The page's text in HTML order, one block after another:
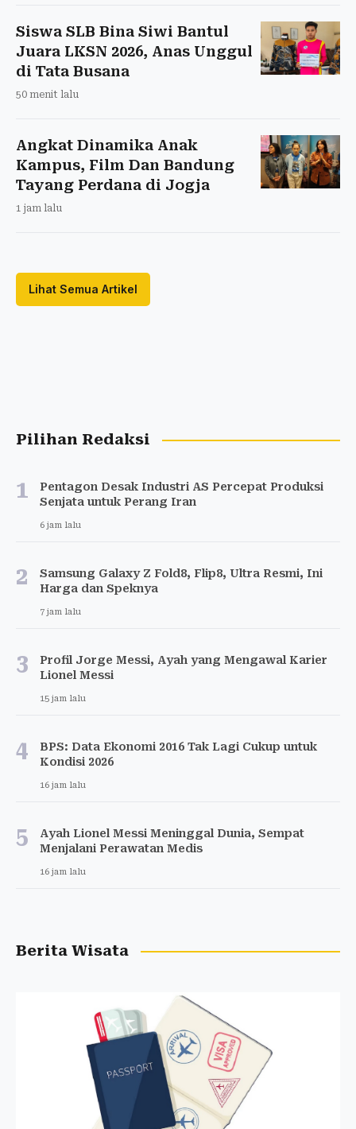
Siswa SLB Bina Siwi Bantul
Juara LKSN 2026, Anas Unggul
di Tata Busana
50 menit lalu
Angkat Dinamika Anak
Kampus, Film Dan Bandung
Tayang Perdana di Jogja
1 jam lalu
Lihat Semua Artikel
Pilihan Redaksi
1
Pentagon Desak Industri AS Percepat Produksi
Senjata untuk Perang Iran
6 jam lalu
2
Samsung Galaxy Z Fold8, Flip8, Ultra Resmi, Ini
Harga dan Speknya
7 jam lalu
3
Profil Jorge Messi, Ayah yang Mengawal Karier
Lionel Messi
15 jam lalu
4
BPS: Data Ekonomi 2016 Tak Lagi Cukup untuk
Kondisi 2026
16 jam lalu
5
Ayah Lionel Messi Meninggal Dunia, Sempat
Menjalani Perawatan Medis
16 jam lalu
Berita Wisata